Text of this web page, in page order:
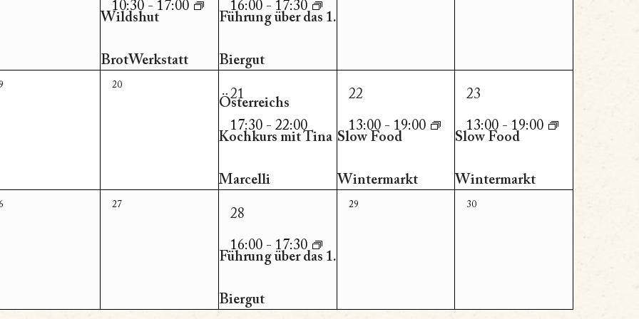
10:30 - 17:00
Wildshut
BrotWerkstatt
16:00 - 17:30
Führung über das 1.
Biergut
Österreichs
0
20
1
Veranstaltung,
21
17:30 - 22:00
Kochkurs mit Tina
Marcelli
1
Veranstaltung,
22
13:00 - 19:00
Slow Food
Wintermarkt
1
Veranstaltung,
23
13:00 - 19:00
Slow Food
Wintermarkt
0
27
1
Veranstaltung,
28
16:00 - 17:30
Führung über das 1.
Biergut
0
29
0
30